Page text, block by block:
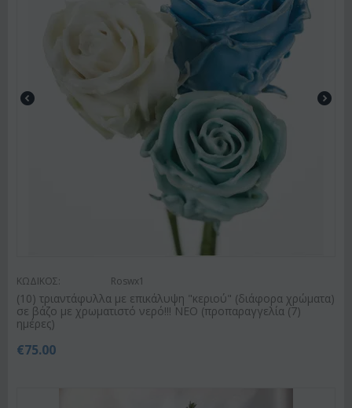
ΚΩΔΙΚΟΣ: Roswx1
(10) τριαντάφυλλα με επικάλυψη "κεριού" (διάφορα χρώματα)
σε βάζο με χρωματιστό νερό!!! ΝΕΟ (προπαραγγελία (7)
ημέρες)
€75.00